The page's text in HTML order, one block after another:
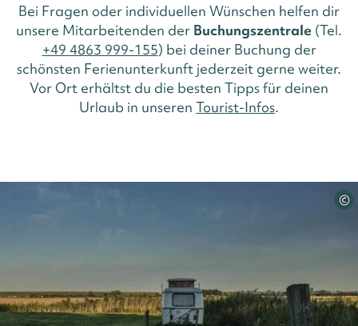
Bei Fragen oder individuellen Wünschen helfen dir
unsere Mitarbeitenden der Buchungszentrale (Tel.
+49 4863 999-155) bei deiner Buchung der
schönsten Ferienunterkunft jederzeit gerne weiter.
Vor Ort erhältst du die besten Tipps für deinen
Urlaub in unseren Tourist-Infos.
©